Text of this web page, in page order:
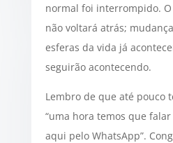
normal foi interrompido.
não voltará atrás;
esferas da vida já
seguirão acontecendo.
Lembro de que até pouco
“uma hora temos que
aqui pelo WhatsApp”.